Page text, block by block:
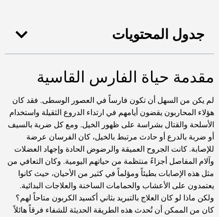
جدول المحتويات
مقدمة حياة الفارس القاسية
لم يكن من السهل أن تكون فارساً في العصور الوسطى. فقد كان
هؤلاء المحاربون يقضون أيامهم في ارتداء الدروع الثقيلة واستخدام
الأسلحة والقتال بشراسة على ظهور الخيل. ومع كل ضربة بالسيف
أو ضربة بالدرع أو حادث مرتبط بالخيل، كان الفرسان عرضة
للإصابة. كانت الجروح العميقة والرضوض الحادة وإجهاد العضلات
وآلام المفاصل أجزاءً منتظمة من حياتهم اليومية. وكان التعافي من
مثل هذه الإصابات بطيئاً ومؤلماً في كثير من الأحيان، حيث كانوا
يعتمدون على الأعشاب والحمامات الساخنة والعلاجات البدائية.
ولكن ماذا لو كان العلاج بالتبريد بثاني أكسيد الكربون متاحاً لهم؟
كان من الممكن أن تُحدث هذه الطريقة الحديثة للشفاء فرقاً هائلاً